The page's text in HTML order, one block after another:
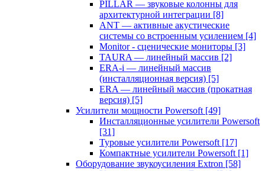
PILLAR — звуковые колонны для
архитектурной интеграции [8]
ANT — активные акустические
системы со встроенным усилением [4]
Monitor - сценические мониторы [3]
TAURA — линейный массив [2]
ERA-i — линейный массив
(инсталляционная версия) [5]
ERA — линейный массив (прокатная
версия) [5]
Усилители мощности Powersoft [49]
Инсталляционные усилители Powersoft
[31]
Туровые усилители Powersoft [17]
Компактные усилители Powersoft [1]
Оборудование звукоусиления Extron [58]